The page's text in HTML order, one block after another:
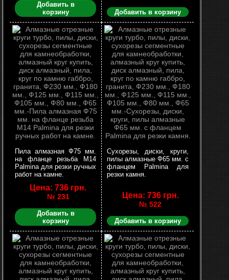
Добавить в
корзину
Добавить в корзину
Пила алмазная Ф75 мм.
на фланце резьба М14
Palmina для резки ручных
работ на камне.
Цена: 736 грн.
№ 231
Добавить в
корзину
Сухорезы, диски, круги,
пилы алмазные Ф65 мм. с
фланцем Palmina для
резки камня.
Цена: 736 грн.
№ 522
Добавить в корзину